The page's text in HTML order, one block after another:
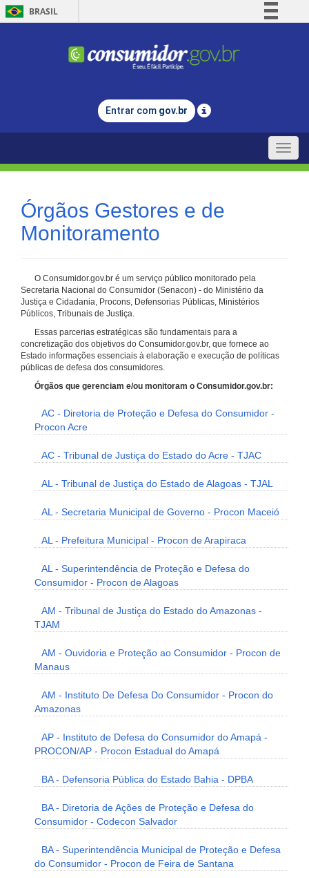
BRASIL
Comunica BR
Legislação
Entrar com gov.br
Toggle
Órgãos Gestores e de
Monitoramento
O Consumidor.gov.br é um serviço público monitorado pela
Secretaria Nacional do Consumidor (Senacon) - do Ministério da
Justiça e Cidadania, Procons, Defensorias Públicas, Ministérios
Públicos, Tribunais de Justiça.
Essas parcerias estratégicas são fundamentais para a
concretização dos objetivos do Consumidor.gov.br, que fornece ao
Estado informações essenciais à elaboração e execução de políticas
públicas de defesa dos consumidores.
Órgãos que gerenciam e/ou monitoram o Consumidor.gov.br:
AC - Diretoria de Proteção e Defesa do Consumidor -
Procon Acre
AC - Tribunal de Justiça do Estado do Acre - TJAC
AL - Tribunal de Justiça do Estado de Alagoas - TJAL
AL - Secretaria Municipal de Governo - Procon Maceió
AL - Prefeitura Municipal - Procon de Arapiraca
AL - Superintendência de Proteção e Defesa do
Consumidor - Procon de Alagoas
AM - Tribunal de Justiça do Estado do Amazonas -
TJAM
AM - Ouvidoria e Proteção ao Consumidor - Procon de
Manaus
AM - Instituto De Defesa Do Consumidor - Procon do
Amazonas
AP - Instituto de Defesa do Consumidor do Amapá -
PROCON/AP - Procon Estadual do Amapá
BA - Defensoria Pública do Estado Bahia - DPBA
BA - Diretoria de Ações de Proteção e Defesa do
Consumidor - Codecon Salvador
BA - Superintendência Municipal de Proteção e Defesa
do Consumidor - Procon de Feira de Santana